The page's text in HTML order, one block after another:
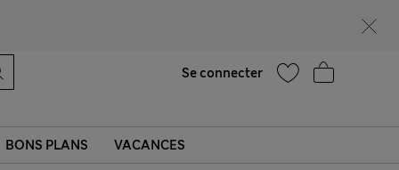
Se connecter
BONS PLANS VACANCES